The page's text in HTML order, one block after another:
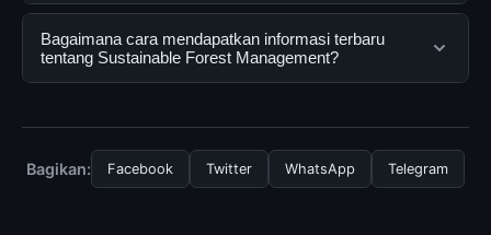
mendapatkan informasi lengkap dan terpercaya. Anda
dapat menggunakannya dengan mengunjungi situs
resmi dan mengikuti panduan yang tersedia.
Ya, Sustainable Forest Management dapat diakses
secara gratis oleh semua pengguna. Tidak ada biaya
tersembunyi atau langganan yang diperlukan untuk
Bagaimana cara mendapatkan informasi terbaru
tentang Sustainable Forest Management?
mengunjungi halaman resmi kami secara berkala. Kami
selalu memperbarui konten dengan informasi terkini dan
Bagikan: Facebook Twitter WhatsApp Telegram